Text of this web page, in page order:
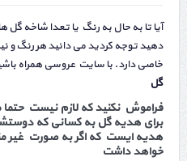
آیا تا به حال به رنگ یا تعدا شاخه
دهید توجه کردید می دانید هر رنگ و
خاصی دارد. با سایت عروسی همراه
گل
فراموش نکنید که لازم نیست
برای هدیه گل به کسانی که
هدیه ایست که اگر به صورت غیر
خواهد داشت